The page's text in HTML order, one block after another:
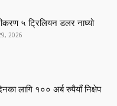
५ ट्रिलियन डलर नाघ्यो
2026
लागि १०० अर्ब रुपैयाँ निक्षेप